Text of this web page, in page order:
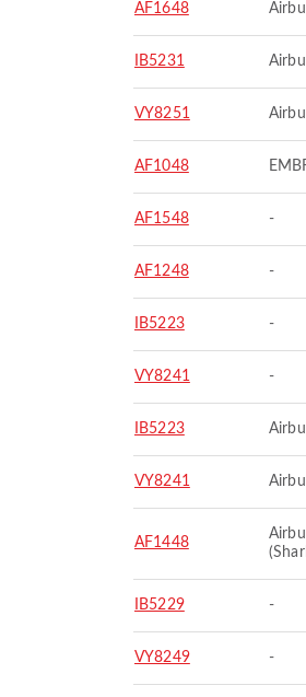
AF1648
IB5231
VY8251
AF1048
AF1548 -
AF1248 -
IB5223 -
VY8241 -
IB5223
VY8241
AF1448
IB5229 -
VY8249 -